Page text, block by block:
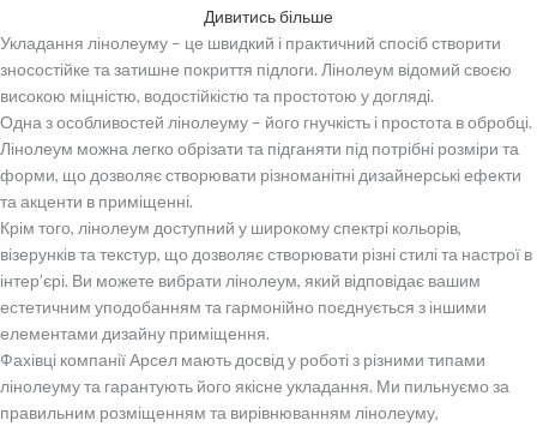
Дивитись більше
Укладання лінолеуму – це швидкий і практичний спосіб створити
зносостійке та затишне покриття підлоги. Лінолеум відомий своєю
високою міцністю, водостійкістю та простотою у догляді.
Одна з особливостей лінолеуму – його гнучкість і простота в обробці.
Лінолеум можна легко обрізати та підганяти під потрібні розміри та
форми, що дозволяє створювати різноманітні дизайнерські ефекти
та акценти в приміщенні.
Крім того, лінолеум доступний у широкому спектрі кольорів,
візерунків та текстур, що дозволяє створювати різні стилі та настрої в
інтер’єрі. Ви можете вибрати лінолеум, який відповідає вашим
естетичним уподобанням та гармонійно поєднується з іншими
елементами дизайну приміщення.
Фахівці компанії Арсел мають досвід у роботі з різними типами
лінолеуму та гарантують його якісне укладання. Ми пильнуємо за
правильним розміщенням та вирівнюванням лінолеуму,